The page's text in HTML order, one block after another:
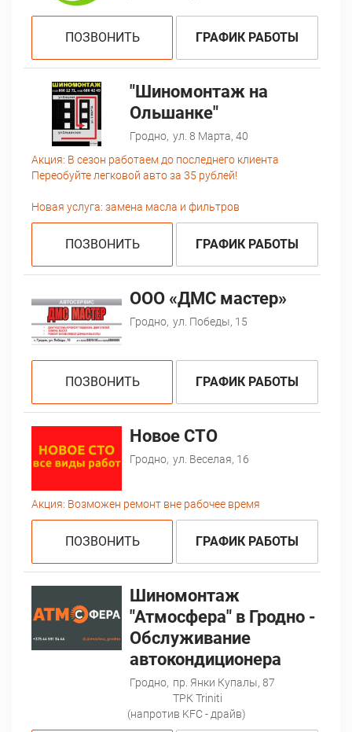
ПОЗВОНИТЬ ГРАФИК РАБОТЫ
"Шиномонтаж на
Ольшанке"
Гродно, ул. 8 Марта, 40
Акция: В сезон работаем до последнего клиента
Переобуйте легковой авто за 35 рублей!
Новая услуга: замена масла и фильтров
ПОЗВОНИТЬ ГРАФИК РАБОТЫ
ООО «ДМС мастер»
Гродно, ул. Победы, 15
ПОЗВОНИТЬ ГРАФИК РАБОТЫ
Новое СТО
Гродно, ул. Веселая, 16
Акция: Возможен ремонт вне рабочее время
ПОЗВОНИТЬ ГРАФИК РАБОТЫ
Шиномонтаж
"Атмосфера" в Гродно -
Обслуживание
автокондиционера
Гродно, пр. Янки Купалы, 87
ТРК Triniti
(напротив KFC - драйв)